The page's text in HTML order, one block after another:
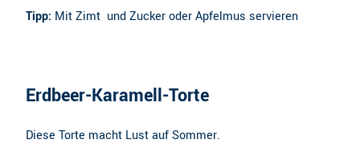
Tipp: Mit Zimt und Zucker oder Apfelmus servieren
Erdbeer-Karamell-Torte
Diese Torte macht Lust auf Sommer.